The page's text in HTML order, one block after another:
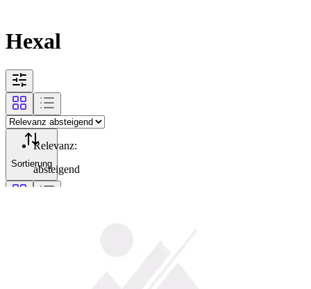
Hexal
Sortierung
Relevanz:
absteigend